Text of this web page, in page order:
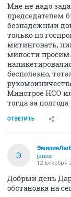
Мне не надо
председателем
безнадежный
только по
митинговать,
милости
бесполезно,
Минстрое НСО
тогда за полгода
ОТВЕТИТЬ
Э
junior
12 декабря
Добрый день
обстановка на